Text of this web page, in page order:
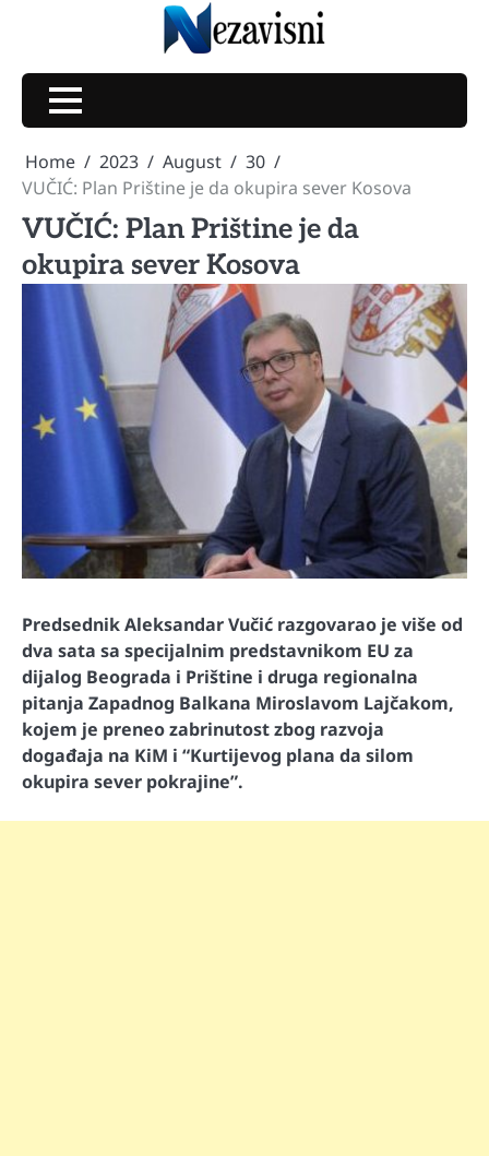
Home 2023 August
30
VUČIĆ: Plan Prištine je da okupira sever Kosova
VUČIĆ: Plan Prištine je da
okupira sever Kosova
Predsednik Aleksandar Vučić razgovarao je više od
dva sata sa specijalnim predstavnikom EU za
dijalog Beograda i Prištine i druga regionalna
pitanja Zapadnog Balkana Miroslavom Lajčakom,
kojem je preneo zabrinutost zbog razvoja
događaja na KiM i “Kurtijevog plana da silom
okupira sever pokrajine”.